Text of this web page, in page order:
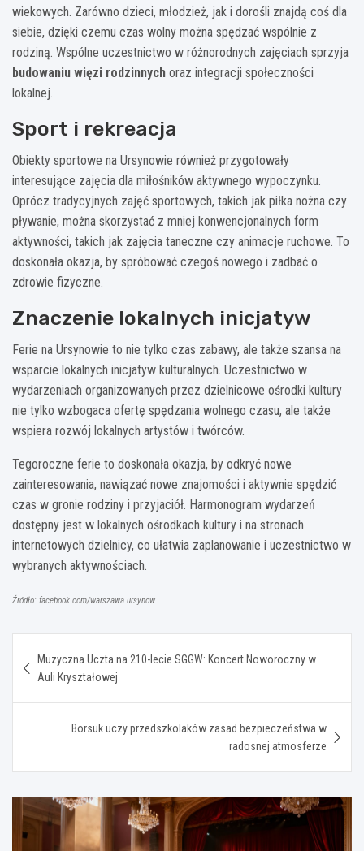
wiekowych. Zarówno dzieci, młodzież, jak i dorośli znajdą coś dla
siebie, dzięki czemu czas wolny można spędzać wspólnie z
rodziną. Wspólne uczestnictwo w różnorodnych zajęciach sprzyja
budowaniu więzi rodzinnych oraz integracji społeczności
lokalnej.
Sport i rekreacja
Obiekty sportowe na Ursynowie również przygotowały
interesujące zajęcia dla miłośników aktywnego wypoczynku.
Oprócz tradycyjnych zajęć sportowych, takich jak piłka nożna czy
pływanie, można skorzystać z mniej konwencjonalnych form
aktywności, takich jak zajęcia taneczne czy animacje ruchowe. To
doskonała okazja, by spróbować czegoś nowego i zadbać o
zdrowie fizyczne.
Znaczenie lokalnych inicjatyw
Ferie na Ursynowie to nie tylko czas zabawy, ale także szansa na
wsparcie lokalnych inicjatyw kulturalnych. Uczestnictwo w
wydarzeniach organizowanych przez dzielnicowe ośrodki kultury
nie tylko wzbogaca ofertę spędzania wolnego czasu, ale także
wspiera rozwój lokalnych artystów i twórców.
Tegoroczne ferie to doskonała okazja, by odkryć nowe
zainteresowania, nawiązać nowe znajomości i aktywnie spędzić
czas w gronie rodziny i przyjaciół. Harmonogram wydarzeń
dostępny jest w lokalnych ośrodkach kultury i na stronach
internetowych dzielnicy, co ułatwia zaplanowanie i uczestnictwo w
wybranych aktywnościach.
Źródło: facebook.com/warszawa.ursynow
wpisu
Muzyczna Uczta na 210-lecie SGGW: Koncert Noworoczny w
Auli Kryształowej
Borsuk uczy przedszkolaków zasad bezpieczeństwa w
radosnej atmosferze